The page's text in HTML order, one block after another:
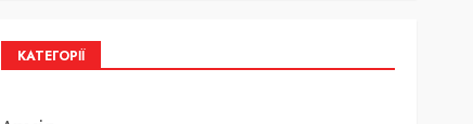
КАТЕГОРІЇ